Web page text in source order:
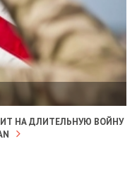
НА ДЛИТЕЛЬНУЮ ВОЙНУ